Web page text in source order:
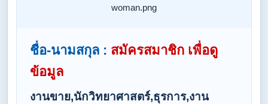
ชื่อ-นามสกุล : สมัครสมาชิก เพื่อดู
ข้อมูล
งานขาย,นักวิทยาศาสตร์,ธุรการ,งาน